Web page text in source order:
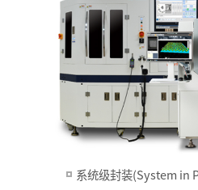
系统级封装(System in